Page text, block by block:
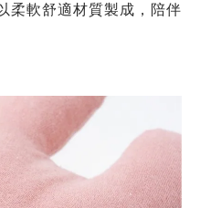
柔軟舒適材質製成，陪伴